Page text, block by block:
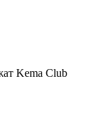
Kema Club